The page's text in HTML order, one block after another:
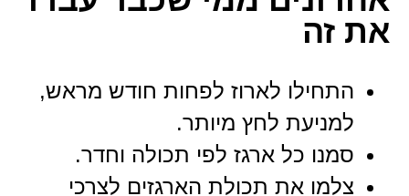
את זה
התחילו לארוז לפחות חודש מראש,
למניעת לחץ מיותר.
סמנו כל ארגז לפי תכולה וחדר.
צלמו את תכולת הארגזים לצרכי